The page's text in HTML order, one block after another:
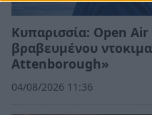
Κυπαρισσία: Open
βραβευμένου
Attenborough»
04/08/2026 11:36